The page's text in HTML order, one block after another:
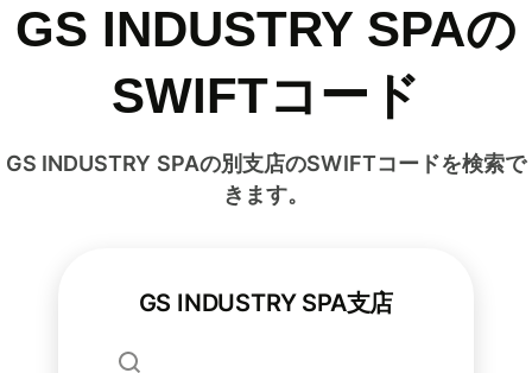
GS INDUSTRY SPAの
SWIFTコード
GS INDUSTRY SPAの別支店のSWIFTコードを検索で
きます。
GS INDUSTRY SPA支店